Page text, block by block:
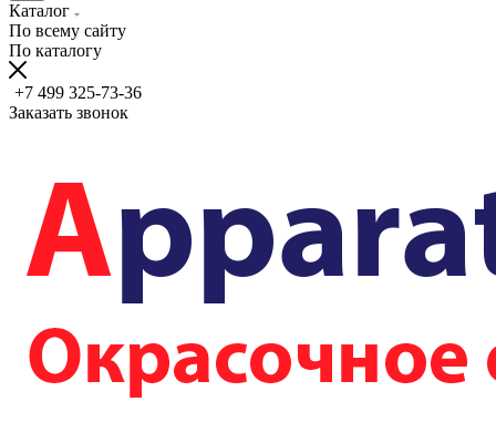
Каталог
По всему сайту
По каталогу
+7 499 325-73-36
Заказать звонок